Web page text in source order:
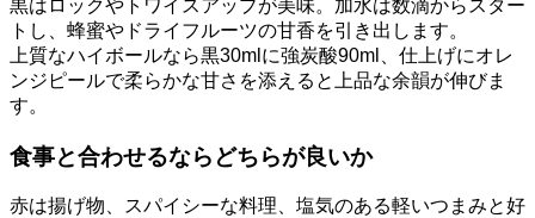
黒はロックやトワイスアップが美味。加水は数滴からスター
トし、蜂蜜やドライフルーツの甘香を引き出します。
上質なハイボールなら黒30mlに強炭酸90ml、仕上げにオレ
ンジピールで柔らかな甘さを添えると上品な余韻が伸びま
す。
食事と合わせるならどちらが良いか
赤は揚げ物、スパイシーな料理、塩気のある軽いつまみと好